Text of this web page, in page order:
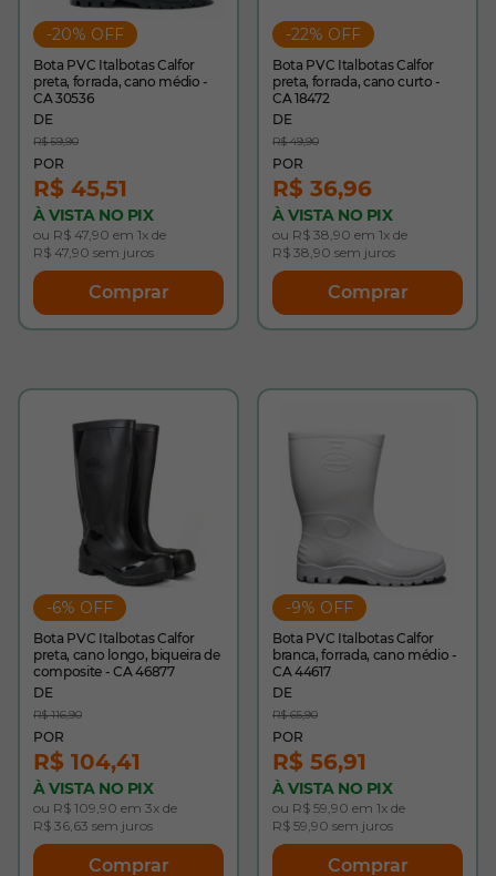
-20% OFF
Bota PVC Italbotas Calfor
preta, forrada, cano médio -
CA 30536
R$ 59,90
R$ 45,51
À VISTA NO PIX
ou R$ 47,90 em 1x de
R$ 47,90 sem juros
Comprar
-22% OFF
Bota PVC Italbotas Calfor
preta, forrada, cano curto -
CA 18472
R$ 49,90
R$ 36,96
À VISTA NO PIX
ou R$ 38,90 em 1x de
R$ 38,90 sem juros
Comprar
-6% OFF
Bota PVC Italbotas Calfor
preta, cano longo, biqueira de
composite - CA 46877
R$ 116,90
R$ 104,41
À VISTA NO PIX
ou R$ 109,90 em 3x de
R$ 36,63 sem juros
Comprar
-9% OFF
Bota PVC Italbotas Calfor
branca, forrada, cano médio -
CA 44617
R$ 65,90
R$ 56,91
À VISTA NO PIX
ou R$ 59,90 em 1x de
R$ 59,90 sem juros
Comprar